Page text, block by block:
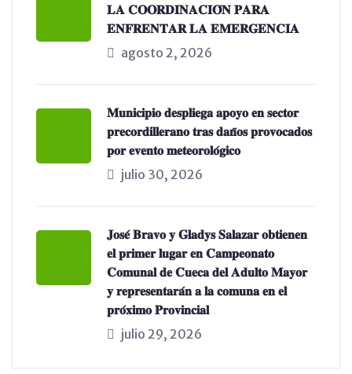
𝐋𝐀 𝐂𝐎𝐎𝐑𝐃𝐈𝐍𝐀𝐂𝐈𝐎́𝐍 𝐏𝐀𝐑𝐀
𝐄𝐍𝐅𝐑𝐄𝐍𝐓𝐀𝐑 𝐋𝐀 𝐄𝐌𝐄𝐑𝐆𝐄𝐍𝐂𝐈𝐀
agosto 2, 2026
𝐌𝐮𝐧𝐢𝐜𝐢𝐩𝐢𝐨 𝐝𝐞𝐬𝐩𝐥𝐢𝐞𝐠𝐚 𝐚𝐩𝐨𝐲𝐨 𝐞𝐧 𝐬𝐞𝐜𝐭𝐨𝐫
𝐩𝐫𝐞𝐜𝐨𝐫𝐝𝐢𝐥𝐥𝐞𝐫𝐚𝐧𝐨 𝐭𝐫𝐚𝐬 𝐝𝐚𝐧̃𝐨𝐬 𝐩𝐫𝐨𝐯𝐨𝐜𝐚𝐝𝐨𝐬
𝐩𝐨𝐫 𝐞𝐯𝐞𝐧𝐭𝐨 𝐦𝐞𝐭𝐞𝐨𝐫𝐨𝐥𝐨́𝐠𝐢𝐜𝐨
julio 30, 2026
𝐉𝐨𝐬𝐞́ 𝐁𝐫𝐚𝐯𝐨 𝐲 𝐆𝐥𝐚𝐝𝐲𝐬 𝐒𝐚𝐥𝐚𝐳𝐚𝐫 𝐨𝐛𝐭𝐢𝐞𝐧𝐞𝐧
𝐞𝐥 𝐩𝐫𝐢𝐦𝐞𝐫 𝐥𝐮𝐠𝐚𝐫 𝐞𝐧 𝐂𝐚𝐦𝐩𝐞𝐨𝐧𝐚𝐭𝐨
𝐂𝐨𝐦𝐮𝐧𝐚𝐥 𝐝𝐞 𝐂𝐮𝐞𝐜𝐚 𝐝𝐞𝐥 𝐀𝐝𝐮𝐥𝐭𝐨 𝐌𝐚𝐲𝐨𝐫
𝐲 𝐫𝐞𝐩𝐫𝐞𝐬𝐞𝐧𝐭𝐚𝐫𝐚́𝐧 𝐚 𝐥𝐚 𝐜𝐨𝐦𝐮𝐧𝐚 𝐞𝐧 𝐞𝐥
𝐩𝐫𝐨́𝐱𝐢𝐦𝐨 𝐏𝐫𝐨𝐯𝐢𝐧𝐜𝐢𝐚𝐥
julio 29, 2026